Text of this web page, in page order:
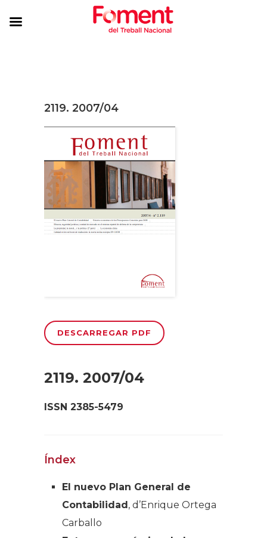
2119. 2007/04
DESCARREGAR PDF
2119. 2007/04
ISSN 2385-5479
Índex
El nuevo Plan General de
Contabilidad, d’Enrique Ortega
Carballo